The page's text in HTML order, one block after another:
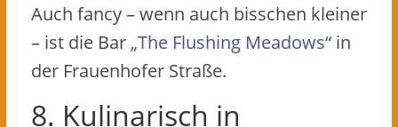
Auch fancy – wenn auch bisschen kleiner
– ist die Bar „The Flushing Meadows“in
der Frauenhofer Straße.
8. Kulinarisch in